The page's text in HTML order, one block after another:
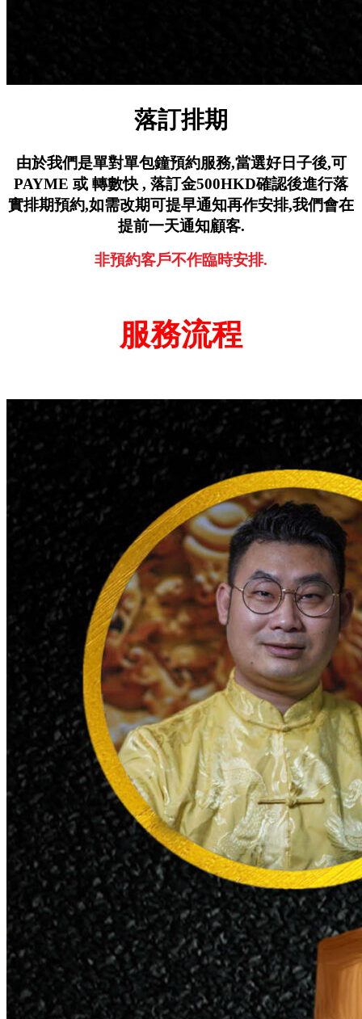
落訂排期
由於我們是單對單包鐘預約服務,當選好日子後,可
PAYME 或 轉數快 , 落訂金500HKD確認後進行落
實排期預約,如需改期可提早通知再作安排,我們會在
提前一天通知顧客.
非預約客戶不作臨時安排.
服務流程